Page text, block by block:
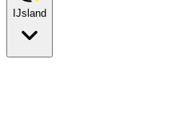
IJsland